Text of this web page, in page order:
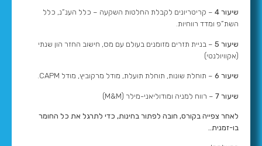
שיעור 4
– קריטריונים לקבלת החלטות השקעה – כלל הענ”נ, כלל
השת”פ ומדד רווחיות.
שיעור 5
– בניית תזרים מזומנים בעולם עם מס, חישוב החזר הון שנתי
(אקוויולנטי)
שיעור 6 – תוחלת שונות, תוחלת תועלת, מודל מרקוביץ, מודל CAPM.
שיעור 7 – רווח למניה ומודוליאני-מילר (M&M)
לאחר צפייה בקורס, חובה לפתור בחינות, כדי לתרגל את כל החומר
בו-זמנית..